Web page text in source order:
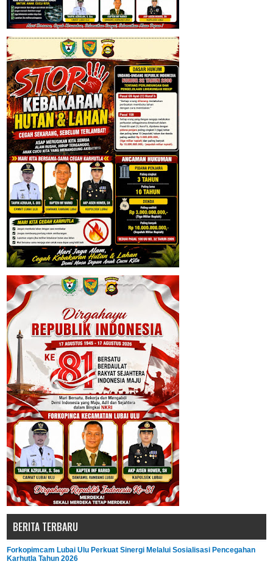
BERITA TERBARU
Forkopimcam Lubai Ulu Perkuat Sinergi Melalui Sosialisasi Pencegahan
Karhutla Tahun 2026